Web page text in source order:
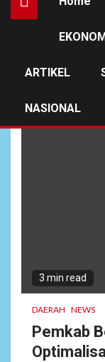
ARTIKEL
NASIONAL
3 min read
DAERAH NEWS
Pemkab